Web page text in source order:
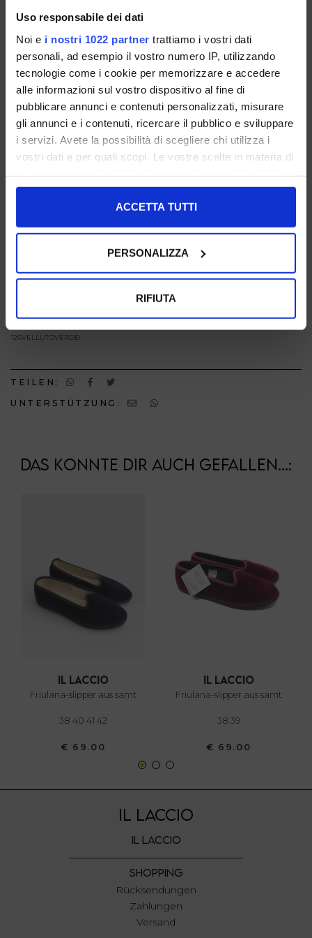
Uso responsabile dei dati
Noi e i nostri 1022 partner trattiamo i vostri dati
personali, ad esempio il vostro numero IP, utilizzando
tecnologie come i cookie per memorizzare e accedere
alle informazioni sul vostro dispositivo al fine di
pubblicare annunci e contenuti personalizzati, misurare
gli annunci e i contenuti, ricercare il pubblico e sviluppare
i servizi. Avete la possibilità di scegliere chi utilizza i
vostri dati e per quali scopi. Le vostre scelte in materia di
in cui avete effettuato le vostre scelte. È possibile
modificare o revocare il proprio consenso in qualsiasi
momento dalla Dichiarazione sui cookie o facendo clic
Con il tuo consenso, vorremmo anche:
raccogliere informazioni sulla tua posizione
Identificare il tuo dispositivo, scansionandolo
(impronte digitali).
Approfondisci come vengono elaborati i tuoi dati personali
pubblicità e social media, i quali potrebbero combinarle
con altre informazioni che ha fornito loro o che hanno
raccolto dal suo utilizzo dei loro servizi.
ACCETTA TUTTI
PERSONALIZZA
RIFIUTA
126VELLUTOBLUSCURO126VELLUTOBORDEAU 126VELLUTOCICLAMINO
PRATO
126VELLUTOVERDECHIARO
TEILEN:
UNTERSTÜTZUNG:
DAS KÖNNTE DIR AUCH GEFALLEN...:
il laccio
friulana-slipper aus samt
38 40 41 42
€ 69.00
il laccio
friulana-slipper aus samt
38 39
€ 69.00
IL LACCIO
IL LACCIO
SHOPPING
Rücksendungen
Zahlungen
Versand